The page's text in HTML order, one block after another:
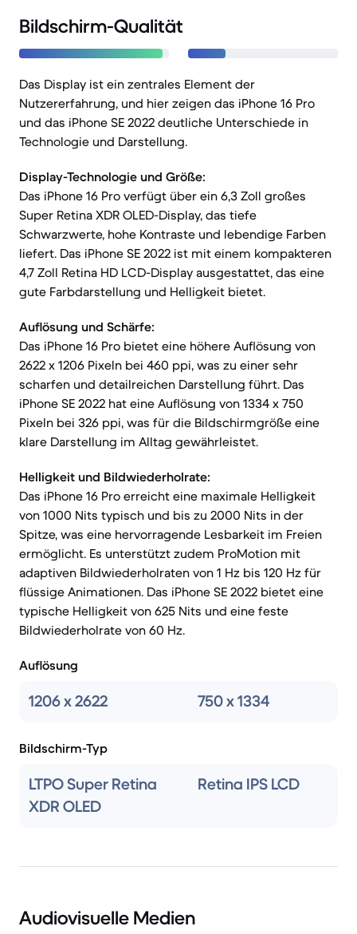
Bildschirm-Qualität
Das Display ist ein zentrales Element der
Nutzererfahrung, und hier zeigen das iPhone 16 Pro
und das iPhone SE 2022 deutliche Unterschiede in
Technologie und Darstellung.
Display-Technologie und Größe:
Das iPhone 16 Pro verfügt über ein 6,3 Zoll großes
Super Retina XDR OLED-Display, das tiefe
Schwarzwerte, hohe Kontraste und lebendige Farben
liefert. Das iPhone SE 2022 ist mit einem kompakteren
4,7 Zoll Retina HD LCD-Display ausgestattet, das eine
gute Farbdarstellung und Helligkeit bietet.
Auflösung und Schärfe:
Das iPhone 16 Pro bietet eine höhere Auflösung von
2622 x 1206 Pixeln bei 460 ppi, was zu einer sehr
scharfen und detailreichen Darstellung führt. Das
iPhone SE 2022 hat eine Auflösung von 1334 x 750
Pixeln bei 326 ppi, was für die Bildschirmgröße eine
klare Darstellung im Alltag gewährleistet.
Helligkeit und Bildwiederholrate:
Das iPhone 16 Pro erreicht eine maximale Helligkeit
von 1000 Nits typisch und bis zu 2000 Nits in der
Spitze, was eine hervorragende Lesbarkeit im Freien
ermöglicht. Es unterstützt zudem ProMotion mit
adaptiven Bildwiederholraten von 1 Hz bis 120 Hz für
flüssige Animationen. Das iPhone SE 2022 bietet eine
typische Helligkeit von 625 Nits und eine feste
Bildwiederholrate von 60 Hz.
Auflösung
1206 x 2622 750 x 1334
Bildschirm-Typ
LTPO Super Retina
XDR OLED
Retina IPS LCD
Audiovisuelle Medien